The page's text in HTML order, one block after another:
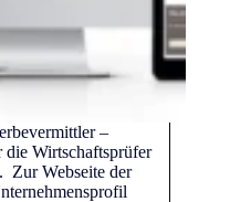
–
die Wirtschaftsprüfer
Zur Webseite der